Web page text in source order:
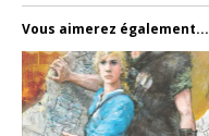
Vous aimerez également...